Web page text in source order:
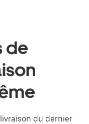
de
du dernier